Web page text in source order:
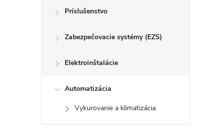
Príslušenstvo
Zabezpečovacie systémy (EZS)
Elektroinštalácie
Automatizácia
Vykurovanie a klimatizácia